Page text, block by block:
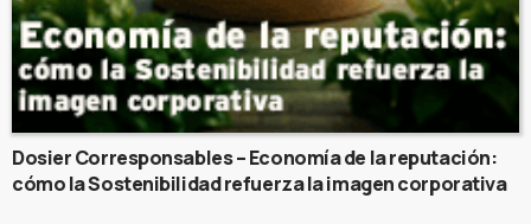
Dosier Corresponsables – Economía de la reputación:
cómo la Sostenibilidad refuerza la imagen corporativa